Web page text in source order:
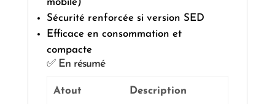
mobile)
Sécurité renforcée si version SED
Efficace en consommation et
compacte
✅ En résumé
Atout Description